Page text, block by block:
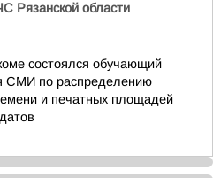
Рязанской области
состоялся обучающий
СМИ по распределению
и печатных площадей